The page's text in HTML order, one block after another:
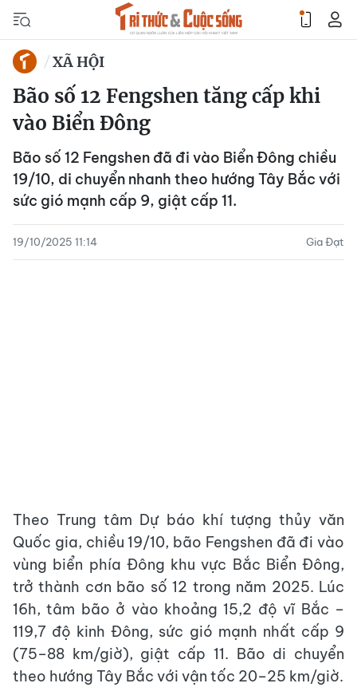
XÃ HỘI
Bão số 12 Fengshen tăng cấp khi
vào Biển Đông
Bão số 12 Fengshen đã đi vào Biển Đông chiều
19/10, di chuyển nhanh theo hướng Tây Bắc với
sức gió mạnh cấp 9, giật cấp 11.
19/10/2025 11:14 Gia Đạt
Theo Trung tâm Dự báo khí tượng thủy văn
Quốc gia, chiều 19/10, bão Fengshen đã đi vào
vùng biển phía Đông khu vực Bắc Biển Đông,
trở thành cơn bão số 12 trong năm 2025. Lúc
16h, tâm bão ở vào khoảng 15,2 độ vĩ Bắc –
119,7 độ kinh Đông, sức gió mạnh nhất cấp 9
(75–88 km/giờ), giật cấp 11. Bão di chuyển
theo hướng Tây Bắc với vận tốc 20–25 km/giờ.